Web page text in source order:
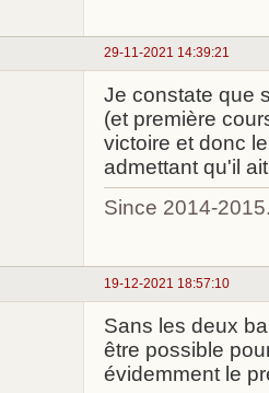
29-11-2021 14:39:21
Je constate que
(et première
victoire et donc
admettant qu'il
Since 2014-
19-12-2021 18:57:10
Sans les deux
être possible
évidemment le